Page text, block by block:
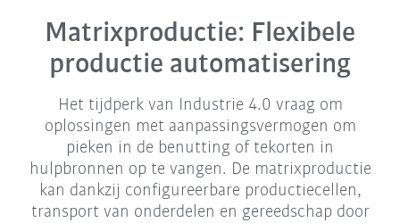
Matrixproductie: Flexibele
productie automatisering
Het tijdperk van Industrie 4.0 vraag om
oplossingen met aanpassingsvermogen om
pieken in de benutting of tekorten in
hulpbronnen op te vangen. De matrixproductie
kan dankzij configureerbare productiecellen,
transport van onderdelen en gereedschap door